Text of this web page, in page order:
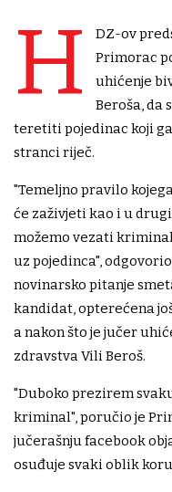
H
DZ-ov
Primorac
uhićenje
Beroša, da
teretiti pojedinac koji
stranci riječ.
"Temeljno pravilo
će zaživjeti kao i u
možemo vezati
uz pojedinca",
novinarsko pitanje
kandidat, opterećena
a nakon što je jučer
zdravstva Vili Beroš.
"Duboko prezirem
kriminal", poručio je
jučerašnju facebook
osuđuje svaki oblik